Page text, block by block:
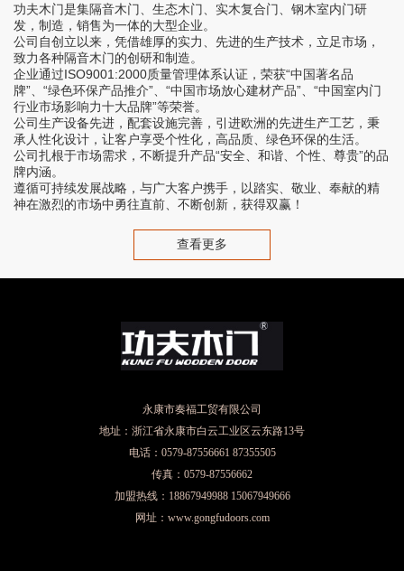
功夫木门是集隔音木门、生态木门、实木复合门、钢木室内门研
发，制造，销售为一体的大型企业。
公司自创立以来，凭借雄厚的实力、先进的生产技术，立足市场，
致力各种隔音木门的创研和制造。
企业通过ISO9001:2000质量管理体系认证，荣获“中国著名品
牌”、“绿色环保产品推介”、“中国市场放心建材产品”、“中国室内门
行业市场影响力十大品牌”等荣誉。
公司生产设备先进，配套设施完善，引进欧洲的先进生产工艺，秉
承人性化设计，让客户享受个性化，高品质、绿色环保的生活。
公司扎根于市场需求，不断提升产品“安全、和谐、个性、尊贵”的品
牌内涵。
遵循可持续发展战略，与广大客户携手，以踏实、敬业、奉献的精
神在激烈的市场中勇往直前、不断创新，获得双赢！
查看更多
永康市奏福工贸有限公司
地址：浙江省永康市白云工业区云东路13号
电话：0579-87556661 87355505
传真：0579-87556662
加盟热线：18867949988 15067949666
网址：www.gongfudoors.com